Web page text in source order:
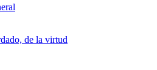
de la virtud